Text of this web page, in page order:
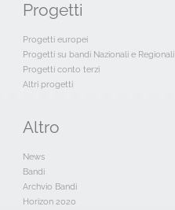
Progetti
Progetti europei
Progetti su bandi Nazionali e Regionali
Progetti conto terzi
Altri progetti
Altro
News
Bandi
Archvio Bandi
Horizon 2020